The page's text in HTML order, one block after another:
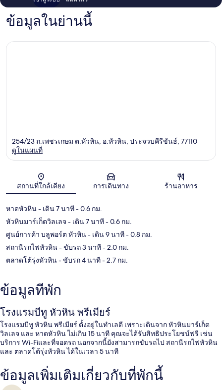
ข้อมูลในย่านนี้
แผนที่
254/23 ถ.เพชรเกษม ต.หัวหิน, อ.หัวหิน, ประจวบคีรีขันธ์, 77110
ดูในแผนที่
สถานที่ใกล้เคียง การเดินทาง ร้านอาหาร
หาดหัวหิน- เดิน 7 นาที- 0.6 กม.
หัวหินมาร์เก็ตวิลเลจ - เดิน 7 นาที- 0.6 กม.
ศูนย์การค้า บลูพอร์ต หัวหิน- เดิน 9 นาที- 0.8 กม.
สถานีรถไฟหัวหิน- ขับรถ 3 นาที- 2.0 กม.
ตลาดโต้รุ่งหัวหิน- ขับรถ 4 นาที- 2.7 กม.
ข้อมูลที่พัก
โรงแรมบีทู หัวหิน พรีเมียร์
โรงแรมบีทู หัวหิน พรีเมียร์ ตั้งอยู่ในทำเลดี เพราะเดินจาก หัวหินมาร์เก็ต
วิลเลจ และ หาดหัวหิน ไม่เกิน 15 นาที คุณจะได้รับสิทธิประโยชน์ฟรี เช่น
บริการ Wi-Fiและที่จอดรถ นอกจากนี้ยังสามารถขับรถไป สถานีรถไฟหัวหิน
และ ตลาดโต้รุ่งหัวหิน ได้ในเวลา 5 นาที
ข้อมูลเพิ่มเติมเกี่ยวกับที่พักนี้